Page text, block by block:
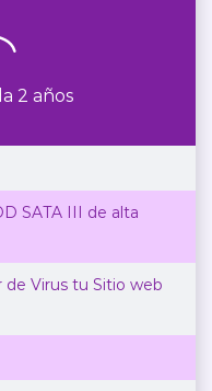
2 años
SATA III de alta
de Virus tu Sitio web